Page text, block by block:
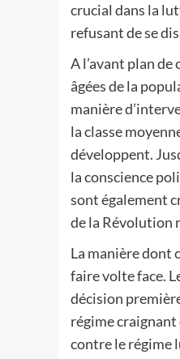
crucial dans la
refusant de se
A l’avant plan
âgées de la
manière
la classe
développent.
la conscience
sont également
de la Révolution
La manière dont
faire volte face.
décision
régime
contre le régime